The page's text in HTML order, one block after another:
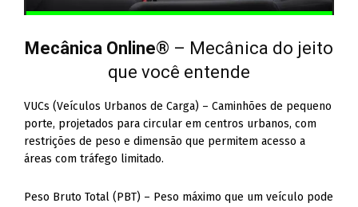
Mecânica Online® – Mecânica do jeito
que você entende
VUCs (Veículos Urbanos de Carga) – Caminhões de pequeno
porte, projetados para circular em centros urbanos, com
restrições de peso e dimensão que permitem acesso a
áreas com tráfego limitado.
Peso Bruto Total (PBT) – Peso máximo que um veículo pode